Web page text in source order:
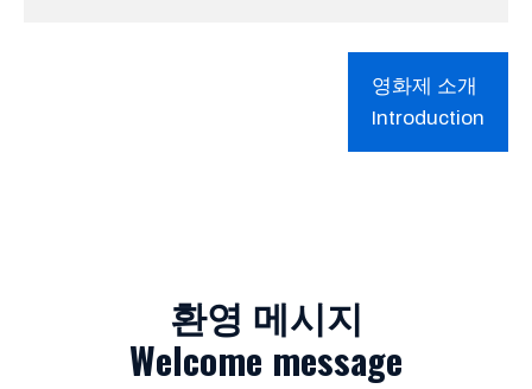
영화제 소개
Introduction
환영 메시지
Welcome message